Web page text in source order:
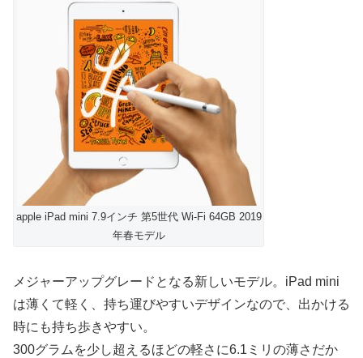
apple iPad mini 7.9インチ 第5世代 Wi-Fi 64GB 2019
年春モデル
メジャーアップグレードとなる新しいモデル。iPad mini
は薄くて軽く、持ち運びやすいデザインなので、出かける
時にも持ち歩きやすい。
300グラムを少し超えるほどの軽さに6.1ミリの薄さだか